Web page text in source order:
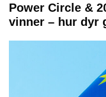
Power Circle &
vinner – hur dyr